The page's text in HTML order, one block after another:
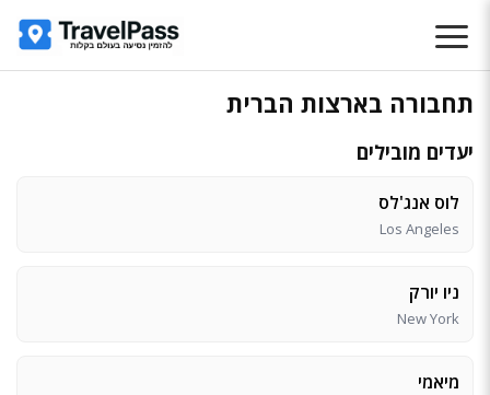
תחבורה בארצות הברית
יעדים מובילים
לוס אנג'לס
Los Angeles
ניו יורק
New York
מיאמי